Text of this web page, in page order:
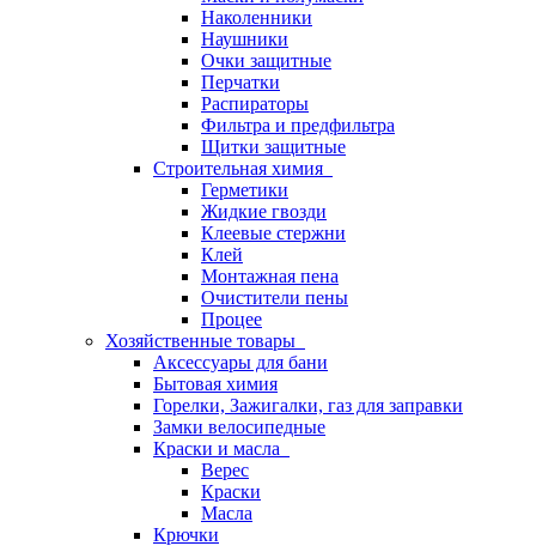
Наколенники
Наушники
Очки защитные
Перчатки
Распираторы
Фильтра и предфильтра
Щитки защитные
Строительная химия
Герметики
Жидкие гвозди
Клеевые стержни
Клей
Монтажная пена
Очистители пены
Процее
Хозяйственные товары
Аксессуары для бани
Бытовая химия
Горелки, Зажигалки, газ для заправки
Замки велосипедные
Краски и масла
Верес
Краски
Масла
Крючки